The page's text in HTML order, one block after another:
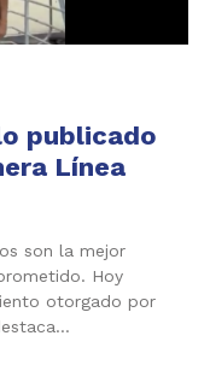
publicado
Línea
son la mejor
Hoy
otorgado por